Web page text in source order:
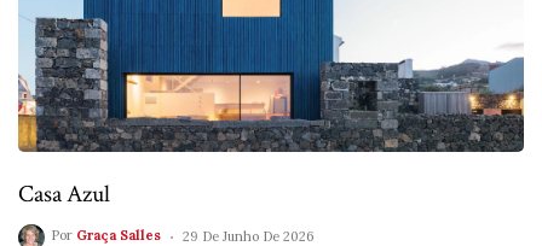
Casa Azul
Por Graça Salles 29 De Junho De 2026